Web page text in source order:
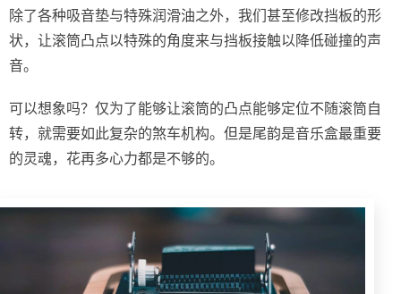
除了各种吸音垫与特殊润滑油之外，我们甚至修改挡板的形
状，让滚筒凸点以特殊的角度来与挡板接触以降低碰撞的声
音。
可以想象吗？仅为了能够让滚筒的凸点能够定位不随滚筒自
转，就需要如此复杂的煞车机构。但是尾韵是音乐盒最重要
的灵魂，花再多心力都是不够的。